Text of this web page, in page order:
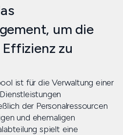
um die
zu
ist für die Verwaltung einer
der Personalressourcen
und ehemaligen
spielt eine